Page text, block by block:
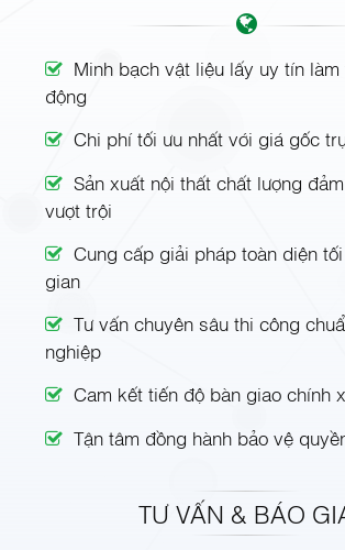
Minh bạch vật liệu lấy uy tín
động
Chi phí tối ưu nhất với giá gốc
Sản xuất nội thất chất lượng
vượt trội
Cung cấp giải pháp toàn diện
gian
Tư vấn chuyên sâu thi công
nghiệp
Cam kết tiến độ bàn giao chính
Tận tâm đồng hành bảo vệ
TƯ VẤN & BÁO